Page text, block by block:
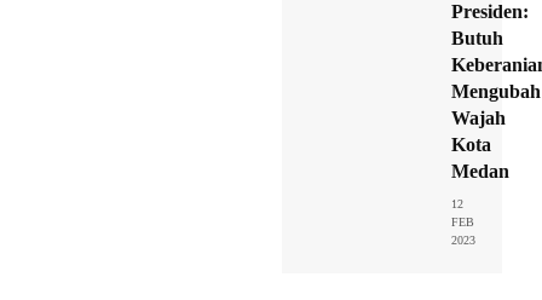
Presiden:
Butuh
Mengubah
Wajah
Kota
Medan
12
FEB
2023